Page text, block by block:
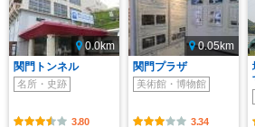
0.0km
関門トンネル
名所・史跡
3.80
0.05km
関門プラザ
美術館・博物館
3.34